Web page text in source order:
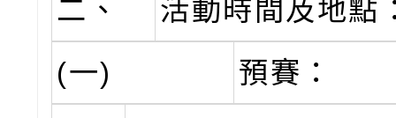
二、
活動時間及地點
(一)
預賽：